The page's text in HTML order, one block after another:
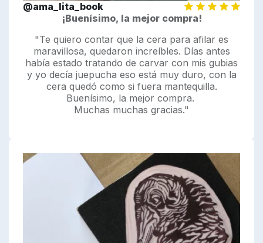
@ama_lita_book
¡Buenísimo, la mejor compra!
"Te quiero contar que la cera para afilar es
maravillosa, quedaron increíbles. Días antes
había estado tratando de carvar con mis gubias
y yo decía juepucha eso está muy duro, con la
cera quedó como si fuera mantequilla.
Buenísimo, la mejor compra.
Muchas muchas gracias."